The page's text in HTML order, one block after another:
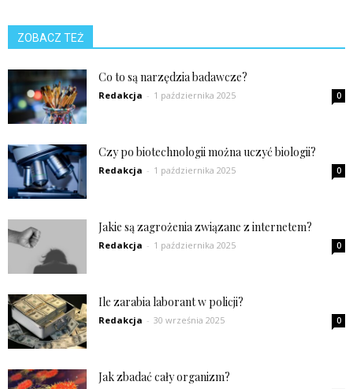
ZOBACZ TEŻ
Co to są narzędzia badawcze?
Redakcja - 1 października 2025 0
Czy po biotechnologii można uczyć biologii?
Redakcja - 1 października 2025 0
Jakie są zagrożenia związane z internetem?
Redakcja - 1 października 2025 0
Ile zarabia laborant w policji?
Redakcja - 30 września 2025 0
Jak zbadać cały organizm?